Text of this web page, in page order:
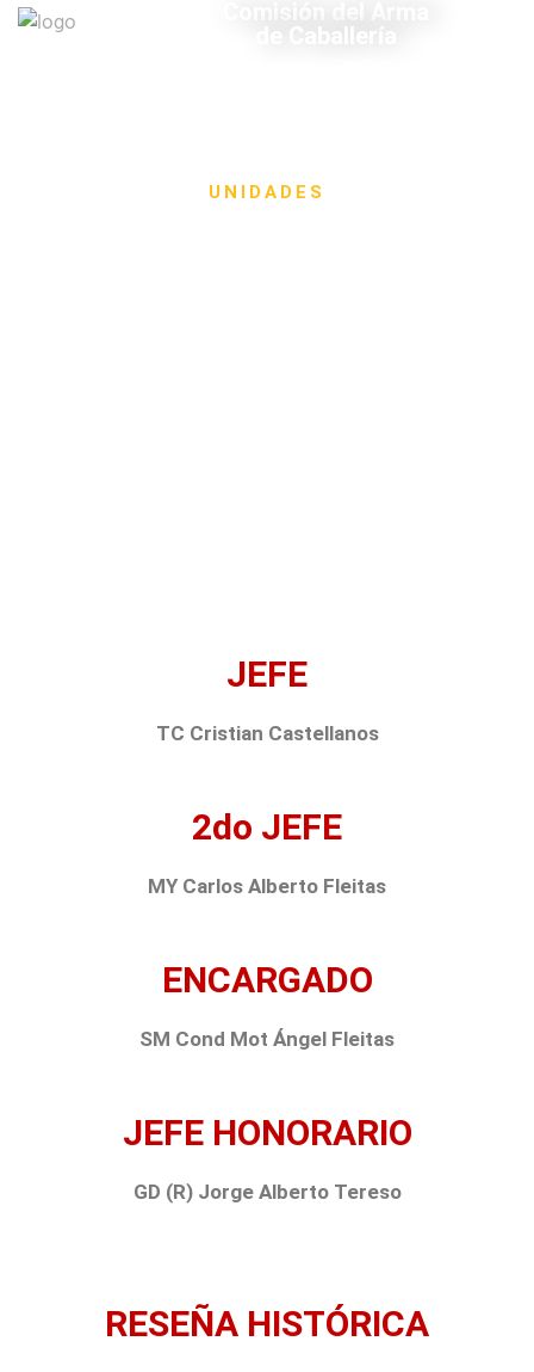
de Caballería
UNIDADES
JEFE
TC Cristian Castellanos
2do JEFE
MY Carlos Alberto Fleitas
ENCARGADO
SM Cond Mot Ángel Fleitas
JEFE HONORARIO
GD (R) Jorge Alberto Tereso
RESEÑA HISTÓRICA